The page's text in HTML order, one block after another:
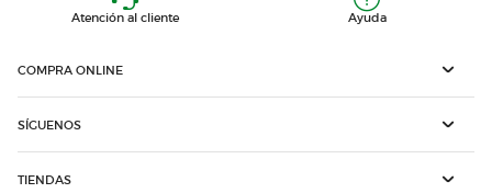
Atención al cliente Ayuda
COMPRA ONLINE
SÍGUENOS
TIENDAS